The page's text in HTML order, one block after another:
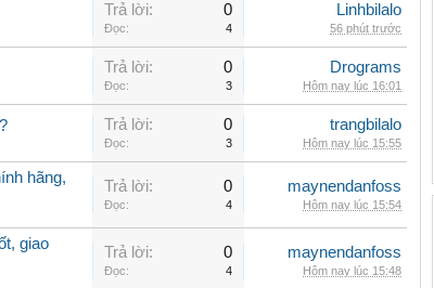
Trả lời: 0
Đọc: 4
Linhbilalo
56 phút trước
Trả lời: 0
Đọc: 3
Drograms
Hôm nay lúc 16:01
Trả lời: 0
Đọc: 3
trangbilalo
Hôm nay lúc 15:55
hãng,
Trả lời: 0
Đọc: 4
maynendanfoss
Hôm nay lúc 15:54
giao
Trả lời: 0
Đọc: 4
maynendanfoss
Hôm nay lúc 15:48